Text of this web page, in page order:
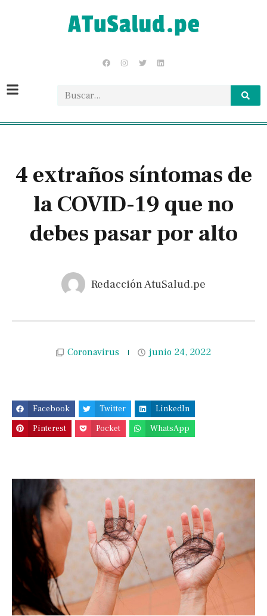
4 extraños síntomas de
la COVID-19 que no
debes pasar por alto
Redacción AtuSalud.pe
Coronavirus junio 24, 2022
Facebook Twitter
LinkedIn
Pinterest
Pocket WhatsApp